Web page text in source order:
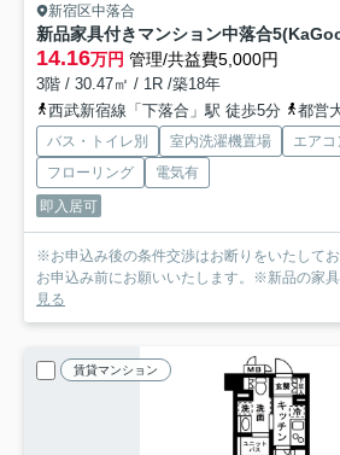
新宿区中落合
新品家具付きマンション中落合
14.16万円 管理/共益費5,000円
3階 / 30.47㎡ / 1R /築18年
西武新宿線「下落合」駅 徒歩5分
都営大
バス・トイレ別 室内洗濯機置場 エアコ
フローリング
電気有
即入居可
※お申込み後の条件交渉はお断りをいたして
お申込み前にお願いいたします。※新品の家具
見る
賃貸マンション